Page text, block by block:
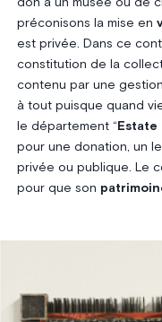
don à un musée ou de
préconisons la mise en
est privée. Dans ce
constitution de la
contenu par une
à tout puisque quand
le département “ Estate
pour une donation, un
privée ou publique. Le
pour que son